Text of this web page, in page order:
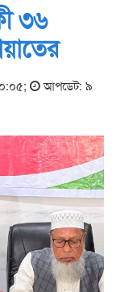
৩৬
;
আপডেট: ৯